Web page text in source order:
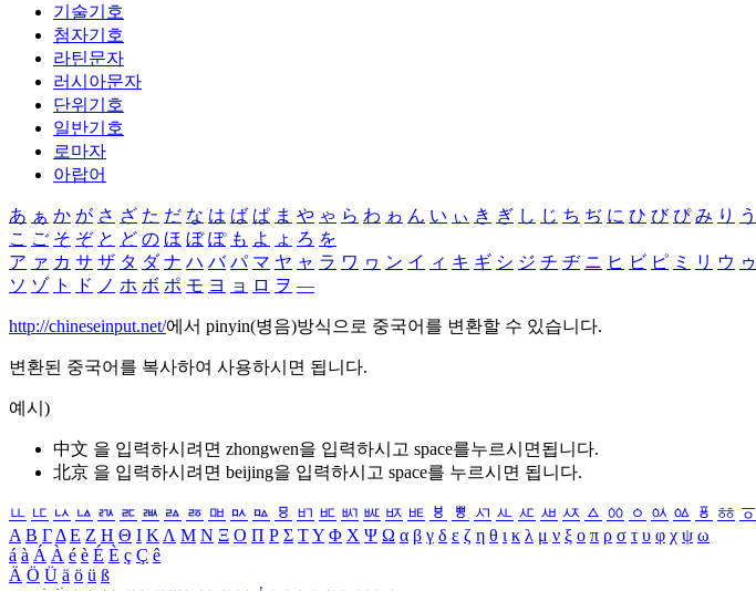
기술기호
첨자기호
라틴문자
러시아문자
단위기호
일반기호
로마자
아랍어
あ ぁ か が さ ざ た だ な は ば ぱ ま や ゃ ら わ ゎ ん い ぃ き ぎ し じ ち ぢ に ひ び ぴ み り う
こ ご そ ぞ と ど の ほ ぼ ぽ も よ ょ ろ を
ア ァ カ サ ザ タ ダ ナ ハ バ パ マ ヤ ャ ラ ワ ヮ ン イ ィ キ ギ シ ジ チ ヂ ニ ヒ ビ ピ ミ リ ウ ゥ
ソ ゾ ト ド ノ ホ ボ ポ モ ヨ ョ ロ ヲ ―
http://chineseinput.net/에서 pinyin(병음)방식으로 중국어를 변환할 수 있습니다.
변환된 중국어를 복사하여 사용하시면 됩니다.
예시)
中文 을 입력하시려면 zhongwen을 입력하시고 space를누르시면됩니다.
北京 을 입력하시려면 beijing을 입력하시고 space를 누르시면 됩니다.
ㅥ ㅦ ㅧ ㅨ ㅩ ㅪ ㅫ ㅬ ㅭ ㅮ ㅯ ㅰ ㅱ ㅲ ㅳ ㅴ ㅵ ㅶ ㅷ ㅸ ㅹ ㅺ ㅻ ㅼ ㅽ ㅾ ㅿ ㆀ ㆁ ㆂ ㆃ ㆄ ㆅ ㆆ
Α Β ΓΔ Ε Ζ Η Θ Ι ΚΛ Μ Ν Ξ Ο Π Ρ Σ ΤΥ Φ Χ Ψ Ω α β γ δ ε ζ η θ ι κ λ μ ν ξ ο π ρ σ τ υ φ χ ψ ω
á à Á À é è É È ç Ç ê
Ä Ö Ü ä ö ü ß